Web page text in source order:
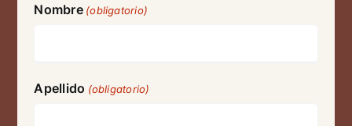
Nombre (obligatorio)
Apellido (obligatorio)